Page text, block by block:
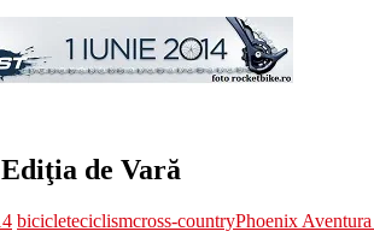
de Vară
bicicleteciclismcross-countryPhoenix